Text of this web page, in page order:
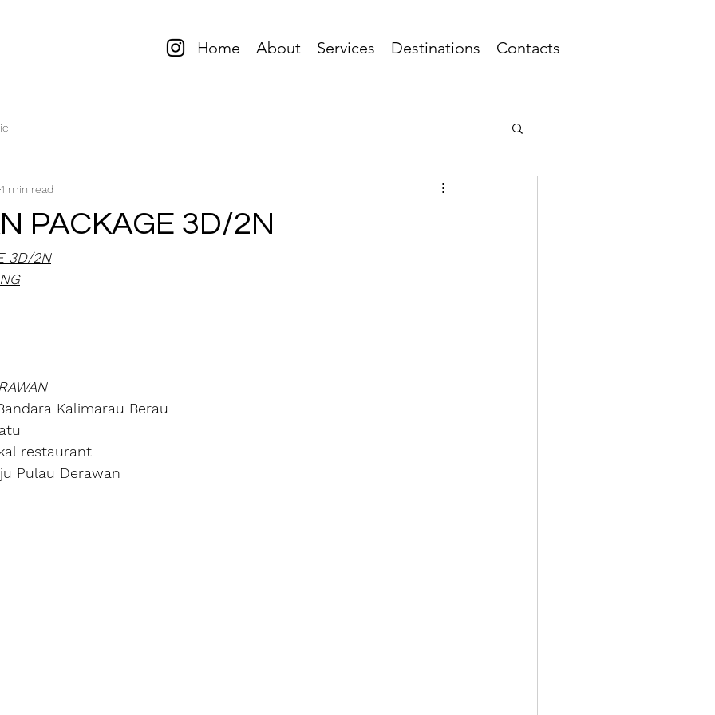
Home About Services Destinations Contacts
PACKAGE 3D/2N
1 min read
3D/2N
Kalimarau Berau
restaurant
Pulau Derawan